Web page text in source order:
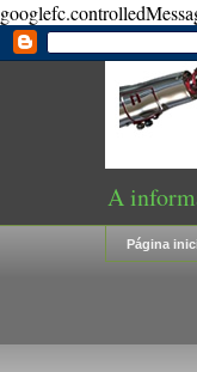
A
Página